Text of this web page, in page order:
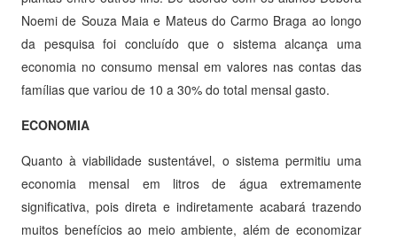
Noemi de Souza Maia e Mateus do Carmo Braga ao longo
da pesquisa foi concluído que o sistema alcança uma
economia no consumo mensal em valores nas contas das
famílias que variou de 10 a 30% do total mensal gasto.
ECONOMIA
Quanto à viabilidade sustentável, o sistema permitiu uma
economia mensal em litros de água extremamente
significativa, pois direta e indiretamente acabará trazendo
muitos benefícios ao meio ambiente, além de economizar